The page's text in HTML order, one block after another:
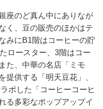
座のど真ん中にありなが
く、豆の販売のほかはテ
みにB1階はコーヒーの貯
ロースター、3階はコー
た、中華の名店「ミモ
提供する「明天豆花」、
ボした「コーヒーコーヒ
る多彩なポップアップイ